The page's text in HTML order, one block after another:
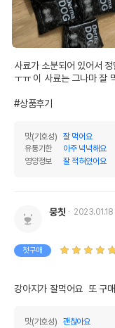
사료가 소분되어 있어서
ㅜㅠ 이 사료는 그나마 잘
#상품후기
맛(기호성)
잘 먹어요
유통기한
아주 넉넉해요
영양정보
잘 적혀있어요
뭉칫 2023.01.18
첫구매
강아지가 잘먹어요  또 구
맛(기호성)
괜찮아요